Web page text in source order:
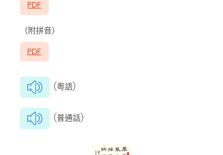
PDF
（附拼音）
PDF
(粵語)
(普通話)